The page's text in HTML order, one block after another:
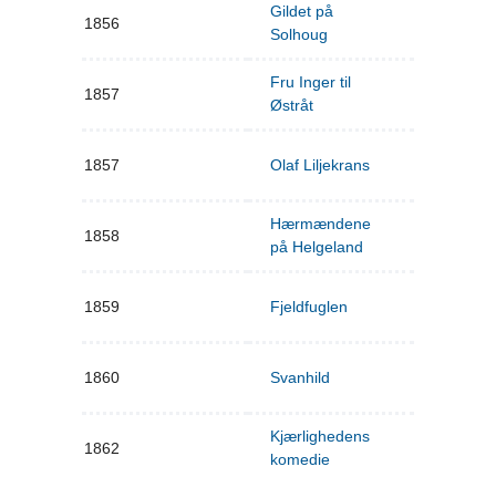
1856
Gildet på
Solhoug
1857
Fru Inger til
Østråt
1857 Olaf Liljekrans
1858
Hærmændene
på Helgeland
1859 Fjeldfuglen
1860 Svanhild
1862
Kjærlighedens
komedie